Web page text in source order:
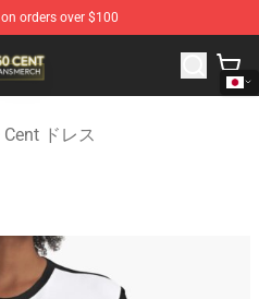
orders over $100
Cent Merchandise Store
Cent ドレス